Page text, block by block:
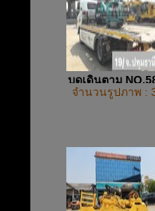
บดเดินตาม
จำนวนรูปภาพ :